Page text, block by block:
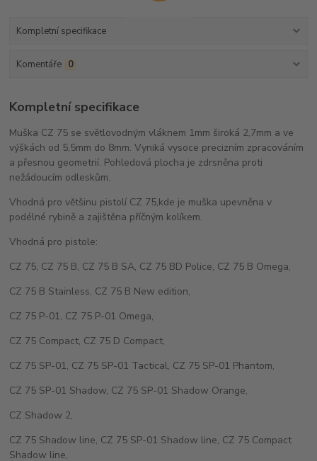
Kompletní specifikace
Komentáře 0
Kompletní specifikace
Muška CZ 75 se světlovodným vláknem 1mm široká 2,7mm a ve
výškách od 5,5mm do 8mm. Vyniká vysoce precizním zpracováním
a přesnou geometrií. Pohledová plocha je zdrsněna proti
nežádoucím odleskům.
Vhodná pro většinu pistolí CZ 75,kde je muška upevněna v
podélné rybině a zajištěna příčným kolíkem.
Vhodná pro pistole:
CZ 75, CZ 75 B, CZ 75 B SA, CZ 75 BD Police, CZ 75 B Omega,
CZ 75 B Stainless, CZ 75 B New edition,
CZ 75 P-01, CZ 75 P-01 Omega,
CZ 75 Compact, CZ 75 D Compact,
CZ 75 SP-01, CZ 75 SP-01 Tactical, CZ 75 SP-01 Phantom,
CZ 75 SP-01 Shadow, CZ 75 SP-01 Shadow Orange,
CZ Shadow 2,
CZ 75 Shadow line, CZ 75 SP-01 Shadow line, CZ 75 Compact
Shadow line,